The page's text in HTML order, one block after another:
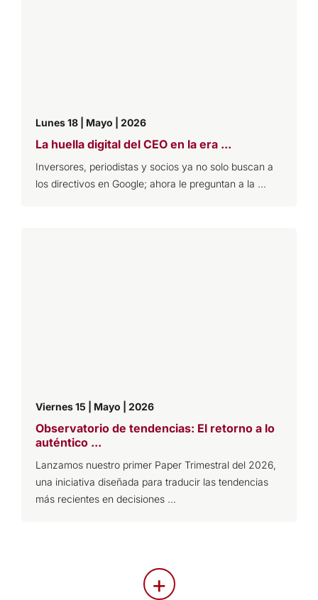
Lunes 18 | Mayo | 2026
La huella digital del CEO en la era ...
Inversores, periodistas y socios ya no solo buscan a
los directivos en Google; ahora le preguntan a la ...
Viernes 15 | Mayo | 2026
Observatorio de tendencias: El retorno a lo
auténtico ...
Lanzamos nuestro primer Paper Trimestral del 2026,
una iniciativa diseñada para traducir las tendencias
más recientes en decisiones ...
+